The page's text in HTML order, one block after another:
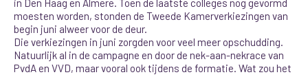
moesten worden, stonden de Tweede Kamerverkiezingen van
begin juni alweer voor de deur.
Die verkiezingen in juni zorgden voor veel meer opschudding.
Natuurlijk al in de campagne en door de nek-aan-nekrace van
PvdA en VVD, maar vooral ook tijdens de formatie. Wat zou het